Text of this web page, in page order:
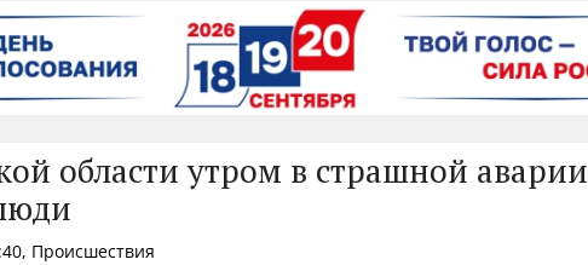
области утром в страшной аварии
Происшествия